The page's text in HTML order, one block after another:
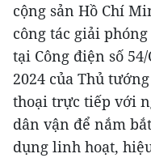
cộng sản Hồ Chí
công tác giải
tại Công điện số
2024 của Thủ
thoại trực tiếp với
dân vận để nắm
dụng linh hoạt,